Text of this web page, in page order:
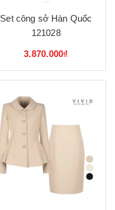
Set công sở Hàn Quốc
121028
3.870.000₫